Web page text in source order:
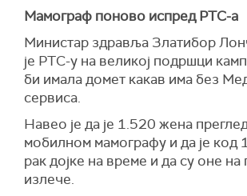
Мамограф поново испред РТС-а
Министар здравља Златибор
је РТС-у на великој подршци
би имала домет какав има без
сервиса.
Навео је да је 1.520 жена
мобилном мамографу и да је код
рак дојке на време и да су оне на
излече.